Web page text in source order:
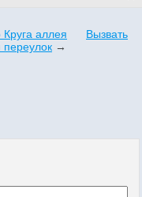
аллея
Вызвать
→